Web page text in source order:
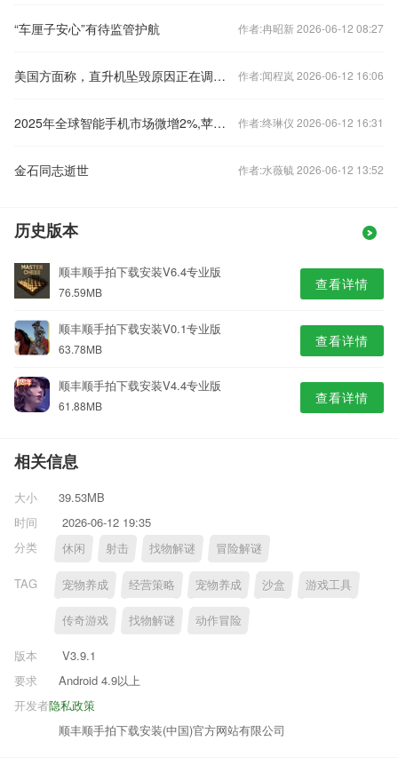
“车厘子安心”有待监管护航 作者:冉昭新 2026-06-12 08:27
美国方面称，直升机坠毁原因正在调查中。 作者:闻程岚 2026-06-12 16:06
2025年全球智能手机市场微增2%,苹果三星领跑,华为国内重登榜首-太平洋科技 作者:终琳仪 2026-06-12 16:31
金石同志逝世 作者:水薇毓 2026-06-12 13:52
历史版本
顺丰顺手拍下载安装V6.4专业版
76.59MB 查看详情
顺丰顺手拍下载安装V0.1专业版
63.78MB 查看详情
顺丰顺手拍下载安装V4.4专业版
61.88MB 查看详情
相关信息
大小
39.53MB
时间
2026-06-12 19:35
分类
休闲 射击 找物解谜 冒险解谜
TAG 宠物养成 经营策略 宠物养成 沙盒 游戏工具
传奇游戏 找物解谜 动作冒险
版本
V3.9.1
要求
Android 4.9以上
隐私政策
开发者
顺丰顺手拍下载安装(中国)官方网站有限公司